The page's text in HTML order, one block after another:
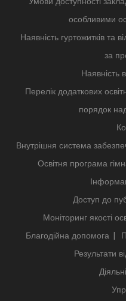
особливими
Наявність гуртожитків та
за
Наявність
Перелік додаткових
порядок
Внутрішня система
Освітня програма
Доступ до
Моніторинг якості
Благодійна допомога
Результати